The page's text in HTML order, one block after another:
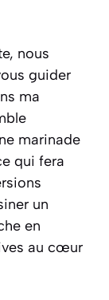
nous
guider
ma
marinade
qui fera
un
en
au cœur